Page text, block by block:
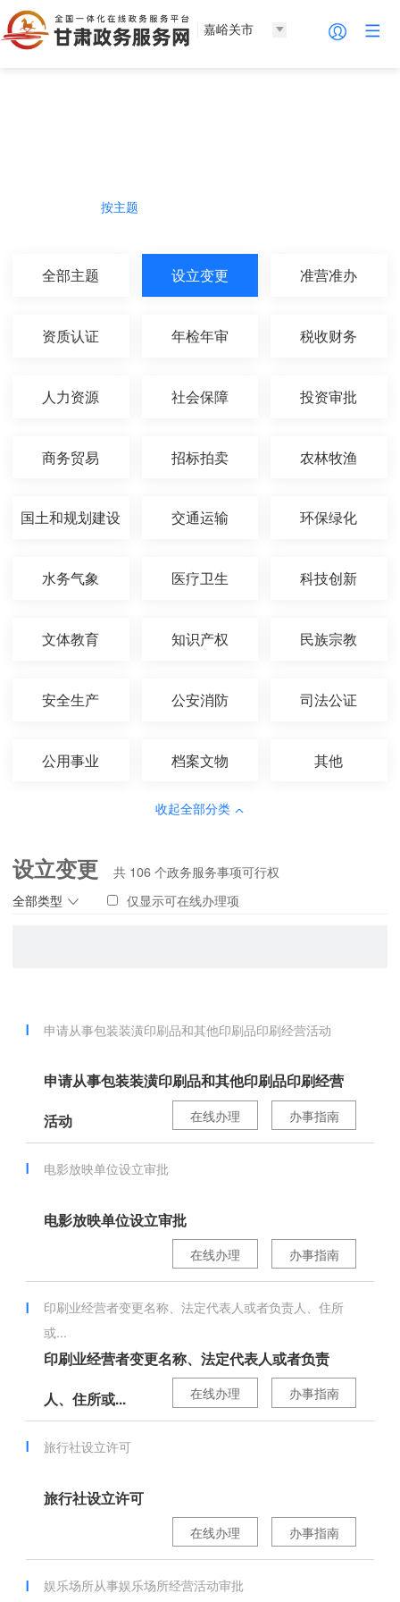
嘉峪关市
按主题
全部主题 设立变更 准营准办
资质认证 年检年审 税收财务
人力资源 社会保障 投资审批
商务贸易 招标拍卖 农林牧渔
国土和规划建设 交通运输 环保绿化
水务气象 医疗卫生 科技创新
文体教育 知识产权 民族宗教
安全生产 公安消防 司法公证
公用事业 档案文物 其他
收起全部分类
设立变更
全部类型
共 106 个政务服务事项可行权
仅显示可在线办理项
申请从事包装装潢印刷品和其他印刷品印刷经营活动
申请从事包装装潢印刷品和其他印刷品印刷经营
活动 办事指南
在线办理
电影放映单位设立审批
电影放映单位设立审批
办事指南
在线办理
印刷业经营者变更名称、法定代表人或者负责人、住所
或...
印刷业经营者变更名称、法定代表人或者负责
人、住所或... 办事指南
在线办理
旅行社设立许可
旅行社设立许可
办事指南
在线办理
娱乐场所从事娱乐场所经营活动审批